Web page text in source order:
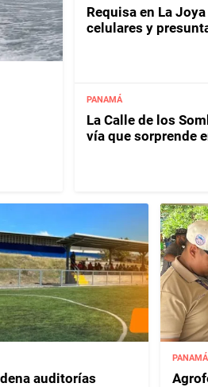
Requisa en La
celulares y
PANAMÁ
La Calle de los
vía que sorprende
auditorías
PANAMÁ